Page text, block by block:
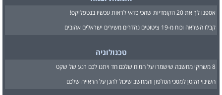
אספנו לך את 20 הקומדיות שהכי כדאי לראות עכשיו בנטפליקס!
קבלו השראה וכוח מ-19 ציטוטים נהדרים משירים ישראלים אהובים
טכנולוגיה
8 משחקי מחשבה שישמרו על המוח שלכם חד ויתנו לכם רגע של שקט
השינוי הקטן למסכי הטלפון והמחשב שיכול להגן על הראייה שלכם